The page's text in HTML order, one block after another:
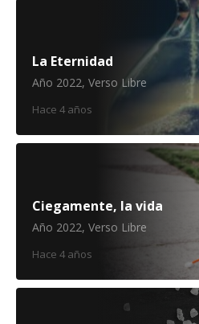
La Eternidad
Año 2022, Verso Libre
Hace 4 años
Ciegamente, la vida
Año 2022, Verso Libre
Hace 4 años